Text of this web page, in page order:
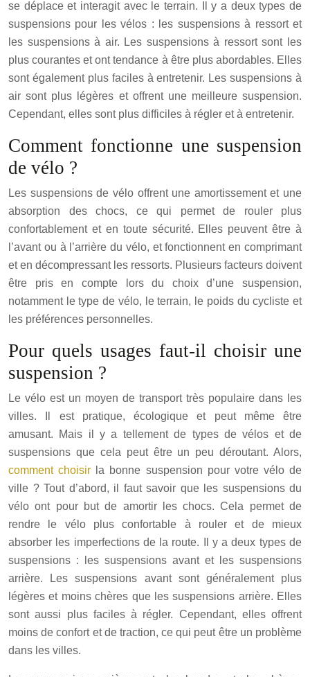
se déplace et interagit avec le terrain. Il y a deux types de
suspensions pour les vélos : les suspensions à ressort et
les suspensions à air. Les suspensions à ressort sont les
plus courantes et ont tendance à être plus abordables. Elles
sont également plus faciles à entretenir. Les suspensions à
air sont plus légères et offrent une meilleure suspension.
Cependant, elles sont plus difficiles à régler et à entretenir.
Comment fonctionne une suspension
de vélo ?
Les suspensions de vélo offrent une amortissement et une
absorption des chocs, ce qui permet de rouler plus
confortablement et en toute sécurité. Elles peuvent être à
l’avant ou à l’arrière du vélo, et fonctionnent en comprimant
et en décompressant les ressorts. Plusieurs facteurs doivent
être pris en compte lors du choix d’une suspension,
notamment le type de vélo, le terrain, le poids du cycliste et
les préférences personnelles.
Pour quels usages faut-il choisir une
suspension ?
Le vélo est un moyen de transport très populaire dans les
villes. Il est pratique, écologique et peut même être
amusant. Mais il y a tellement de types de vélos et de
suspensions que cela peut être un peu déroutant. Alors,
comment choisir la bonne suspension pour votre vélo de
ville ? Tout d’abord, il faut savoir que les suspensions du
vélo ont pour but de amortir les chocs. Cela permet de
rendre le vélo plus confortable à rouler et de mieux
absorber les imperfections de la route. Il y a deux types de
suspensions : les suspensions avant et les suspensions
arrière. Les suspensions avant sont généralement plus
légères et moins chères que les suspensions arrière. Elles
sont aussi plus faciles à régler. Cependant, elles offrent
moins de confort et de traction, ce qui peut être un problème
dans les villes.